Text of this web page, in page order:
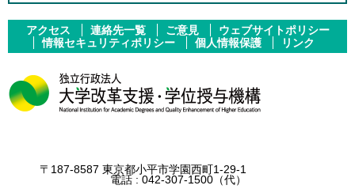
アクセス 連絡先一覧 ご意見
ウェブサイトポリシー
情報セキュリティポリシー
個人情報保護 リンク
〒187-8587 東京都小平市学園西町1-29-1
電話 : 042-307-1500 （代）